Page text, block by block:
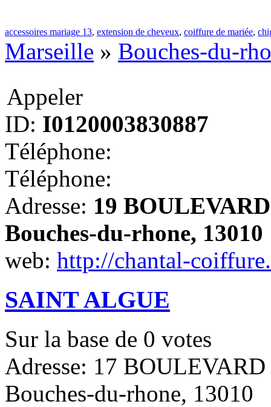
accessoires mariage 13, extension de cheveux, coiffure de mariée,
Marseille » Bouches-du-
Appeler
ID: I0120003830887
Téléphone:
Téléphone:
Adresse: 19
Bouches-du-rhone, 13010
web: http://chantal-
SAINT ALGUE
Sur la base de 0 votes
Adresse: 17
Bouches-du-rhone, 13010